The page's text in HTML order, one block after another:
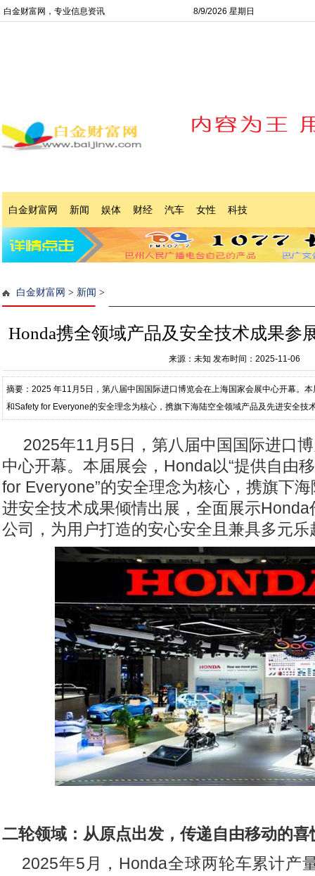
白金财富网，专业信息资讯 8/9/2026 星期日
白金财富网 新闻 娱体 财经 汽车 女性 科技
白金财富网 > 新闻 >
Honda携全领域产品及安全技术成果参
来源：未知 发布时间：2025-11-06
摘要：2025 年11月5日，第八届中国国际进口博览会在上海国家会展中心开幕。
和Safety for Everyone的安全理念为核心，携旗下海陆空全领域产品及先进安全技
2025年11月5日，第八届中国国际进口
中心开幕。本届展会，Honda以“提供自由
for Everyone”的安全理念为核心，携旗下
进安全技术成果倾情出展，全面展示
公司，为用户打造的安心安全且兼具多元
二轮领域：从原点出发，传递自由移动的喜
2025年5月，Honda全球两轮车累计产